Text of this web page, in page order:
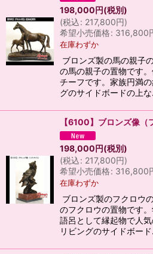
198,000円(税別)
(税込: 217,800円)
希望小売価格: 316,800
在庫わずか
ブロンズ製の馬の親子
の馬の親子の置物です
チーフです。家族円満
グのサイドボードの上
【6100】ブロンズ像（
198,000円(税別)
(税込: 217,800円)
希望小売価格: 316,800
在庫わずか
ブロンズ製のフクロウ
のフクロウの置物です
語呂として縁起物で人
リビングのサイドボー